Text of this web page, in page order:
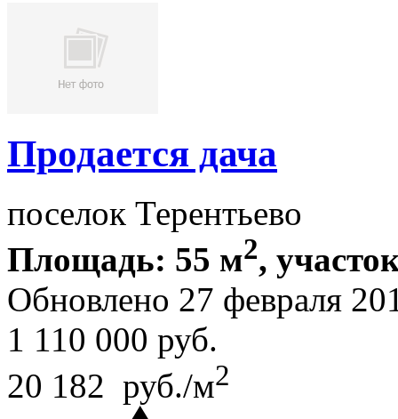
Продается дача
поселок Терентьево
Площадь: 55 м2,
Обновлено 27 февраля
1 110 000 руб.
20 182 руб./м2